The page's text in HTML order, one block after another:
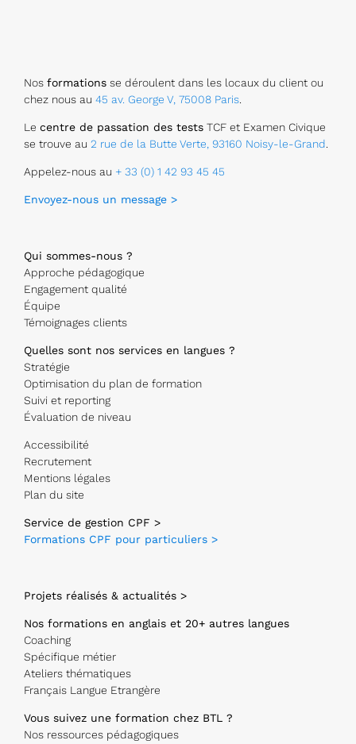
Nos formations se déroulent dans les locaux du client ou
chez nous au 45 av. George V, 75008 Paris
Le centre de passation des tests TCF et Examen Civique
se trouve au 2 rue de la Butte Verte, 93160 Noisy-le-Grand
Appelez-nous au + 33 (0) 1 42 93 45 45
Envoyez-nous un message >
Qui sommes-nous ?
Approche pédagogique
Engagement qualité
Équipe
Témoignages clients
Quelles sont nos services en langues ?
Stratégie
Optimisation du plan de formation
Suivi et reporting
Évaluation de niveau
Accessibilité
Recrutement
Mentions légales
Plan du site
Service de gestion CPF >
Formations CPF pour particuliers >
Projets réalisés & actualités >
Nos formations en anglais et 20+ autres langues
Coaching
Spécifique métier
Ateliers thématiques
Français Langue Etrangère
Vous suivez une formation chez BTL ?
Nos ressources pédagogiques